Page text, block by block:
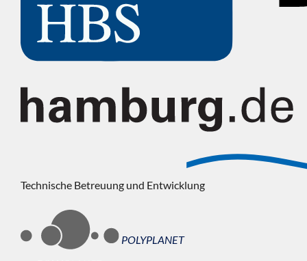
Technische Betreuung und Entwicklung
POLYPLANET